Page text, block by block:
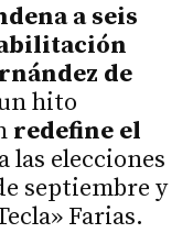
a seis
de
hito
redefine el
las elecciones
septiembre y
Farias.